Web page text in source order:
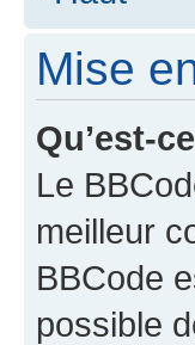
Mise
Qu’est-
Le
meilleur
BBCode
possible